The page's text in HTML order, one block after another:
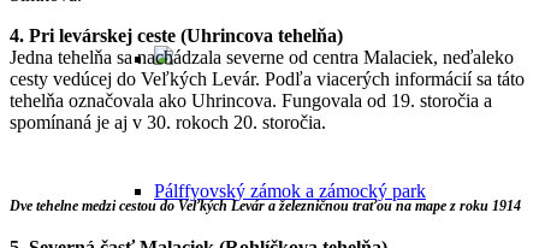
Pálffyovský zámok a zámocký park
4. Pri levárskej ceste (Uhrincova tehelňa)
Jedna tehelňa sa nachádzala severne od centra Malaciek, neďaleko
cesty vedúcej do Veľkých Levár. Podľa viacerých informácií sa táto
tehelňa označovala ako Uhrincova. Fungovala od 19. storočia a
spomínaná je aj v 30. rokoch 20. storočia.
Dve tehelne medzi cestou do Veľkých Levár a železničnou traťou na mape z roku 1914